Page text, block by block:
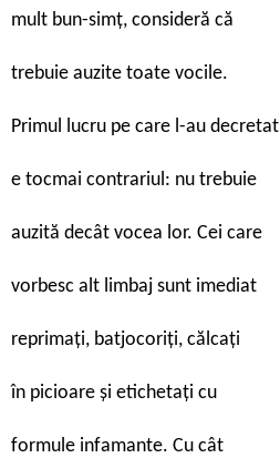
mult bun-simț, consideră că
trebuie auzite toate vocile.
Primul lucru pe care l-au decretat
e tocmai contrariul: nu trebuie
auzită decât vocea lor. Cei care
vorbesc alt limbaj sunt imediat
reprimați, batjocoriți, călcați
în picioare și etichetați cu
formule infamante. Cu cât